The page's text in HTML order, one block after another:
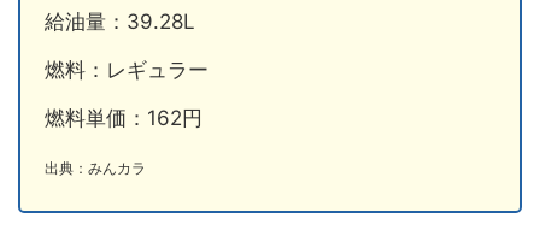
給油量：39.28L
燃料：レギュラー
燃料単価：162円
出典：みんカラ